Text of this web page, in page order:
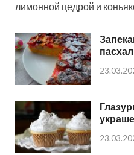
лимонной цедрой и